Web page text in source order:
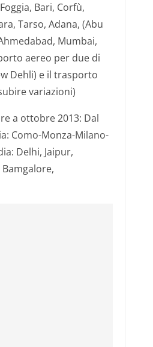
Bari, Corfù,
Tarso, Adana, (Abu
Mumbai,
aereo per due di
Dehli) e il trasporto
variazioni)
a ottobre 2013: Dal
Como-Monza-Milano-
Delhi, Jaipur,